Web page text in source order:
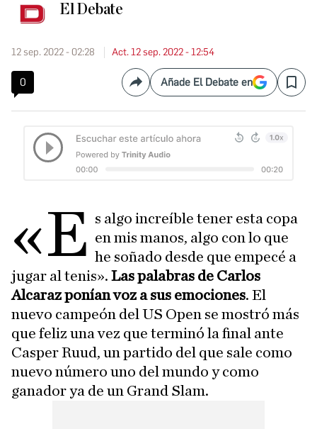
El Debate
12 sep. 2022 - 02:28 Act. 12 sep. 2022 - 12:54
0 CompartirAñade El Debate en Save
«E s algo increíble tener esta copa
en mis manos, algo con lo que
he soñado desde que empecé a
jugar al tenis». Las palabras de Carlos
Alcaraz ponían voz a sus emociones. El
nuevo campeón del US Open se mostró más
que feliz una vez que terminó la final ante
Casper Ruud, un partido del que sale como
nuevo número uno del mundo y como
ganador ya de un Grand Slam.